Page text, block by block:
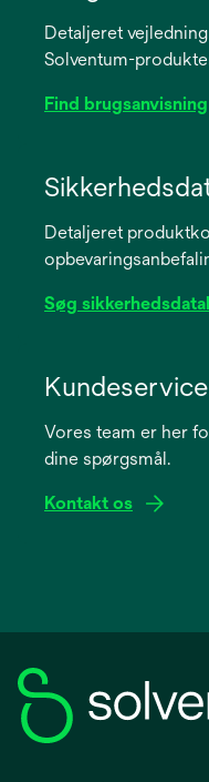
Detaljeret
Solventum-
Find brugsanvisning
newDetaljeret
Søg
newVores team er her
dine spørgsmål.
Kontakt os